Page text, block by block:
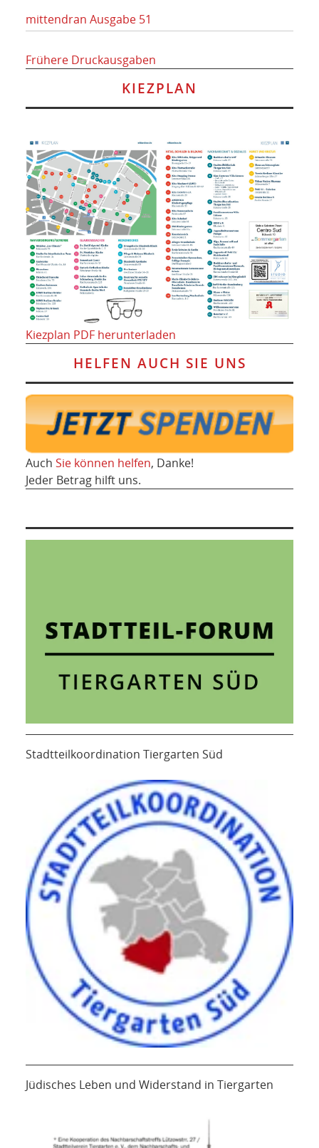
mittendran Ausgabe 51
Frühere Druckausgaben
KIEZPLAN
Kiezplan PDF herunterladen
HELFEN AUCH SIE UNS
Auch Sie können helfen, Danke!
Jeder Betrag hilft uns.
Stadtteilkoordination Tiergarten Süd
Jüdisches Leben und Widerstand in Tiergarten